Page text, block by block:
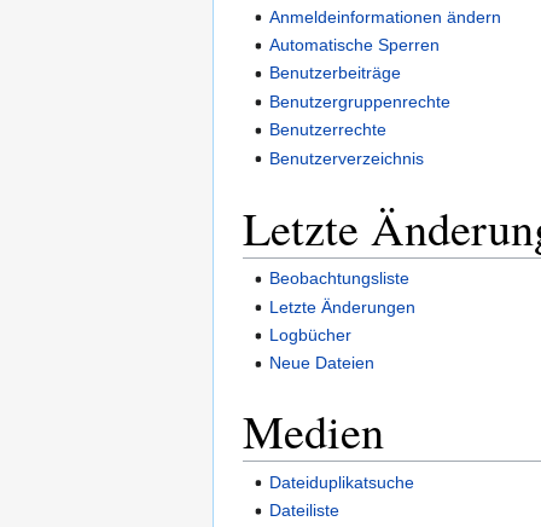
Anmeldeinformationen ändern
Automatische Sperren
Benutzerbeiträge
Benutzergruppenrechte
Benutzerrechte
Benutzerverzeichnis
Letzte
Beobachtungsliste
Letzte Änderungen
Logbücher
Neue Dateien
Medien
Dateiduplikatsuche
Dateiliste